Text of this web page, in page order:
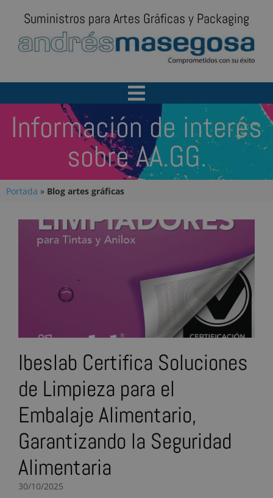
Suministros para Artes Gráficas y Packaging
Información de interés
sobre AA.GG.
Portada » Blog artes gráficas
Ibeslab Certifica Soluciones
de Limpieza para el
Embalaje Alimentario,
Garantizando la Seguridad
Alimentaria
30/10/2025